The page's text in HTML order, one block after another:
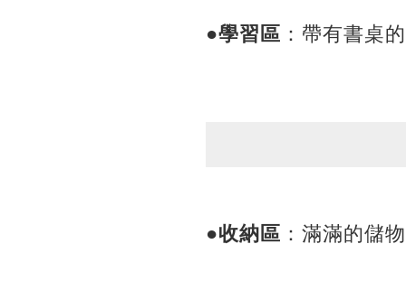
●學習區 ：帶有書桌
●收納區 ：滿滿的儲